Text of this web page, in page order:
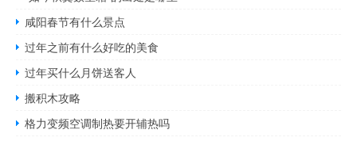
咸阳春节有什么景点
过年之前有什么好吃的美食
过年买什么月饼送客人
搬积木攻略
格力变频空调制热要开辅热吗